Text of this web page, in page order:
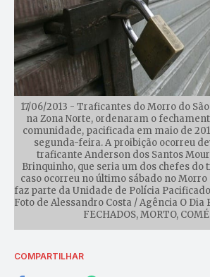
17/06/2013 - Traficantes do Morro do
na Zona Norte, ordenaram o
comunidade, pacificada em maio de
segunda-feira. A proibição ocorreu
traficante Anderson dos Santos
Brinquinho, que seria um dos chefes do
caso ocorreu no último sábado no Morro
faz parte da Unidade de Polícia
Foto de Alessandro Costa / Agência O Dia
FECHADOS, MORTO,
COMPARTILHAR